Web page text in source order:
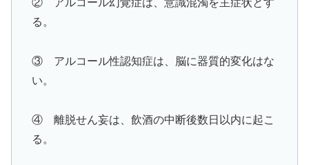
② アルコール幻覚症は、意識混濁を主症状とす
る。
③ アルコール性認知症は、脳に器質的変化はな
い。
④ 離脱せん妄は、飲酒の中断後数日以内に起こ
る。